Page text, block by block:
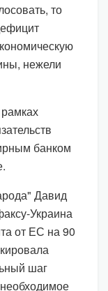
то
нежели
банком
Давид
Украина
от ЕС на 90
шаг